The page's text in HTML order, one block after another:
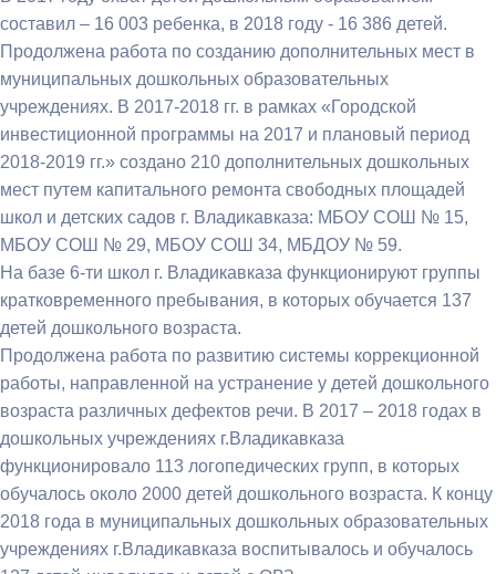
составил – 16 003 ребенка, в 2018 году - 16 386 детей.
Продолжена работа по созданию дополнительных мест в
муниципальных дошкольных образовательных
учреждениях. В 2017-2018 гг. в рамках «Городской
инвестиционной программы на 2017 и плановый период
2018-2019 гг.» создано 210 дополнительных дошкольных
мест путем капитального ремонта свободных площадей
школ и детских садов г. Владикавказа: МБОУ СОШ № 15,
МБОУ СОШ № 29, МБОУ СОШ 34, МБДОУ № 59.
На базе 6-ти школ г. Владикавказа функционируют группы
кратковременного пребывания, в которых обучается 137
детей дошкольного возраста.
Продолжена работа по развитию системы коррекционной
работы, направленной на устранение у детей дошкольного
возраста различных дефектов речи. В 2017 – 2018 годах в
дошкольных учреждениях г.Владикавказа
функционировало 113 логопедических групп, в которых
обучалось около 2000 детей дошкольного возраста. К концу
2018 года в муниципальных дошкольных образовательных
учреждениях г.Владикавказа воспитывалось и обучалось